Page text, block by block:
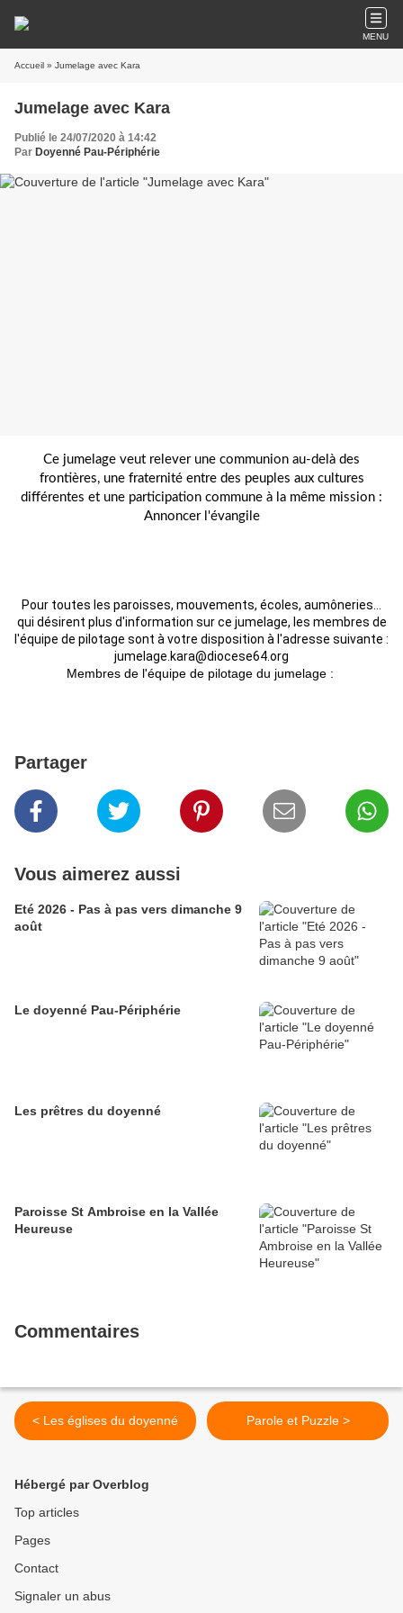
MENU
Accueil » Jumelage avec Kara
Jumelage avec Kara
Publié le 24/07/2020 à 14:42
Par Doyenné Pau-Périphérie
Ce jumelage veut relever une communion au-delà des
frontières, une fraternité entre des peuples aux cultures
différentes et une participation commune à la même mission :
Annoncer l'évangile
Pour toutes les paroisses, mouvements, écoles, aumôneries...
qui désirent plus d'information sur ce jumelage, les membres de
l'équipe de pilotage sont à votre disposition à l'adresse suivante :
jumelage.kara@diocese64.org
Membres de l'équipe de pilotage du jumelage :
Partager
Vous aimerez aussi
Eté 2026 - Pas à pas vers dimanche 9
août
Le doyenné Pau-Périphérie
Les prêtres du doyenné
Paroisse St Ambroise en la Vallée
Heureuse
Commentaires
< Les églises du doyenné Parole et Puzzle >
Hébergé par Overblog
Top articles
Pages
Contact
Signaler un abus